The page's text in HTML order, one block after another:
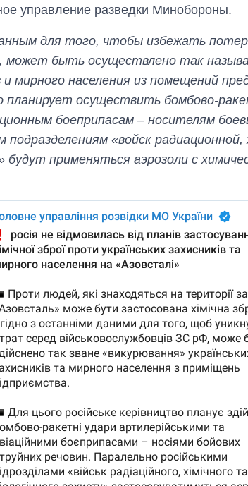
управление разведки Минобороны.
для того, чтобы избежать
быть осуществлено так
и мирного населения из помещений
планирует осуществить бомбово-
боеприпасам – носителям
подразделениям «войск радиационной,
будут применяться аэрозоли с